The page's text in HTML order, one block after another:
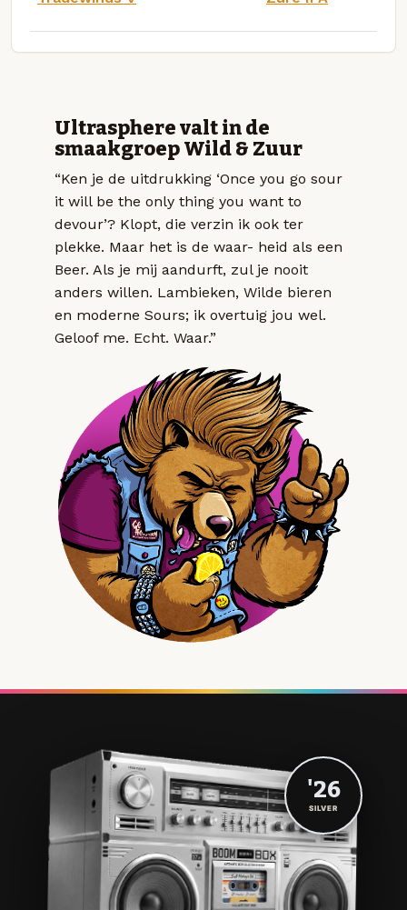
Ultrasphere valt in de
smaakgroep Wild & Zuur
“Ken je de uitdrukking ‘Once you go sour
it will be the only thing you want to
devour’? Klopt, die verzin ik ook ter
plekke. Maar het is de waar- heid als een
Beer. Als je mij aandurft, zul je nooit
anders willen. Lambieken, Wilde bieren
en moderne Sours; ik overtuig jou wel.
Geloof me. Echt. Waar.”
'26
SILVER